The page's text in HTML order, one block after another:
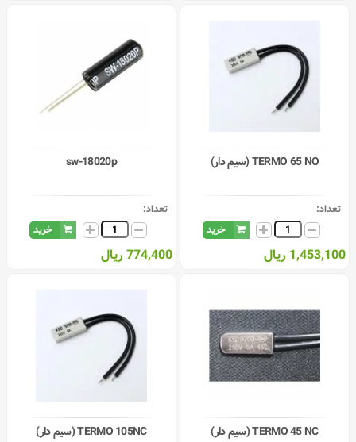
TERMO 65 NO (سیم دار)
تعداد:
خرید
1,453,100 ریال
sw-18020p
تعداد:
خرید
774,400 ریال
TERMO 45 NC (سیم دار) TERMO 105NC (سیم دار)